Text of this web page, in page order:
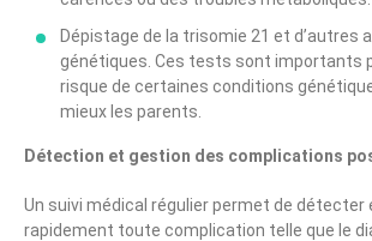
Dépistage de la trisomie 21 et d’autres
génétiques. Ces tests sont importants
risque de certaines conditions
mieux les parents.
Détection et gestion des complications
Un suivi médical régulier permet de détecter
rapidement toute complication telle que le